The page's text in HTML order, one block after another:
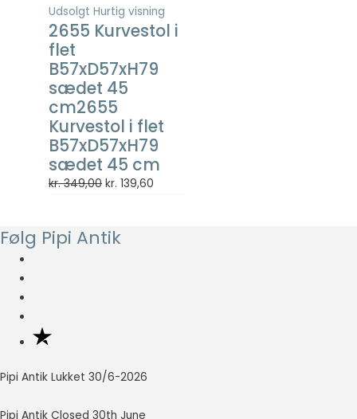
Udsolgt Hurtig visning
2655 Kurvestol i
flet
B57xD57xH79
sædet 45
cm2655
Kurvestol i flet
B57xD57xH79
sædet 45 cm
kr.349,00 Den
var:
kr. 139,60
Følg Pipi Antik
Pipi Antik Lukket 30/6-2026
Pipi Antik Closed 30th June
Oplevelse
For at vores
hjemmeside
skal fungere
så godt som
muligt under
dit besøg.
Hvis du
nægter disse
cookies,
forsvinder en
hjemmesiden.
bruges til at
på tværs af
Hensigten er